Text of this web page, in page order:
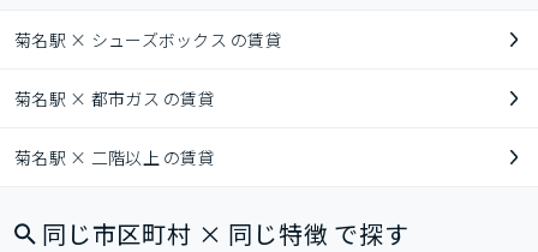
菊名駅 × シューズボックス の賃貸
菊名駅 × 都市ガス の賃貸
菊名駅 × 二階以上 の賃貸
同じ市区町村 × 同じ特徴 で探す